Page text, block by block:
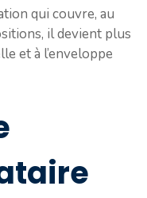
qui couvre, au
il devient plus
et à l’enveloppe